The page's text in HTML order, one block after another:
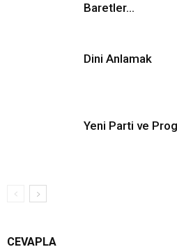
Baretler…
Dini Anlamak
Yeni Parti ve
CEVAPLA